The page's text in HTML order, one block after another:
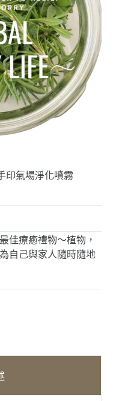
印氣場淨化噴霧
佳療癒禮物～植物，
自己與家人隨時隨地